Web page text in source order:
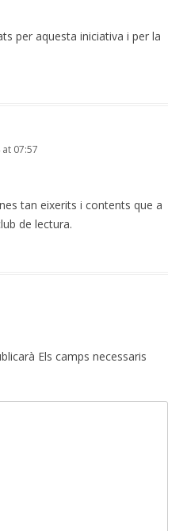
per aquesta iniciativa i per la
07:57
tan eixerits i contents que a
de lectura.
Els camps necessaris